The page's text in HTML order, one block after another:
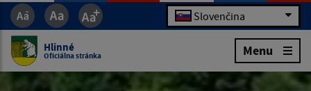
Slovenčina
Hlinné
Oficiálna stránka Menu